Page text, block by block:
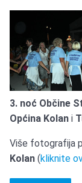
3. noć Občine
Općina Kolan i
Više fotografija
Kolan (kliknite